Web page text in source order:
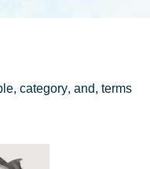
, category, and, terms